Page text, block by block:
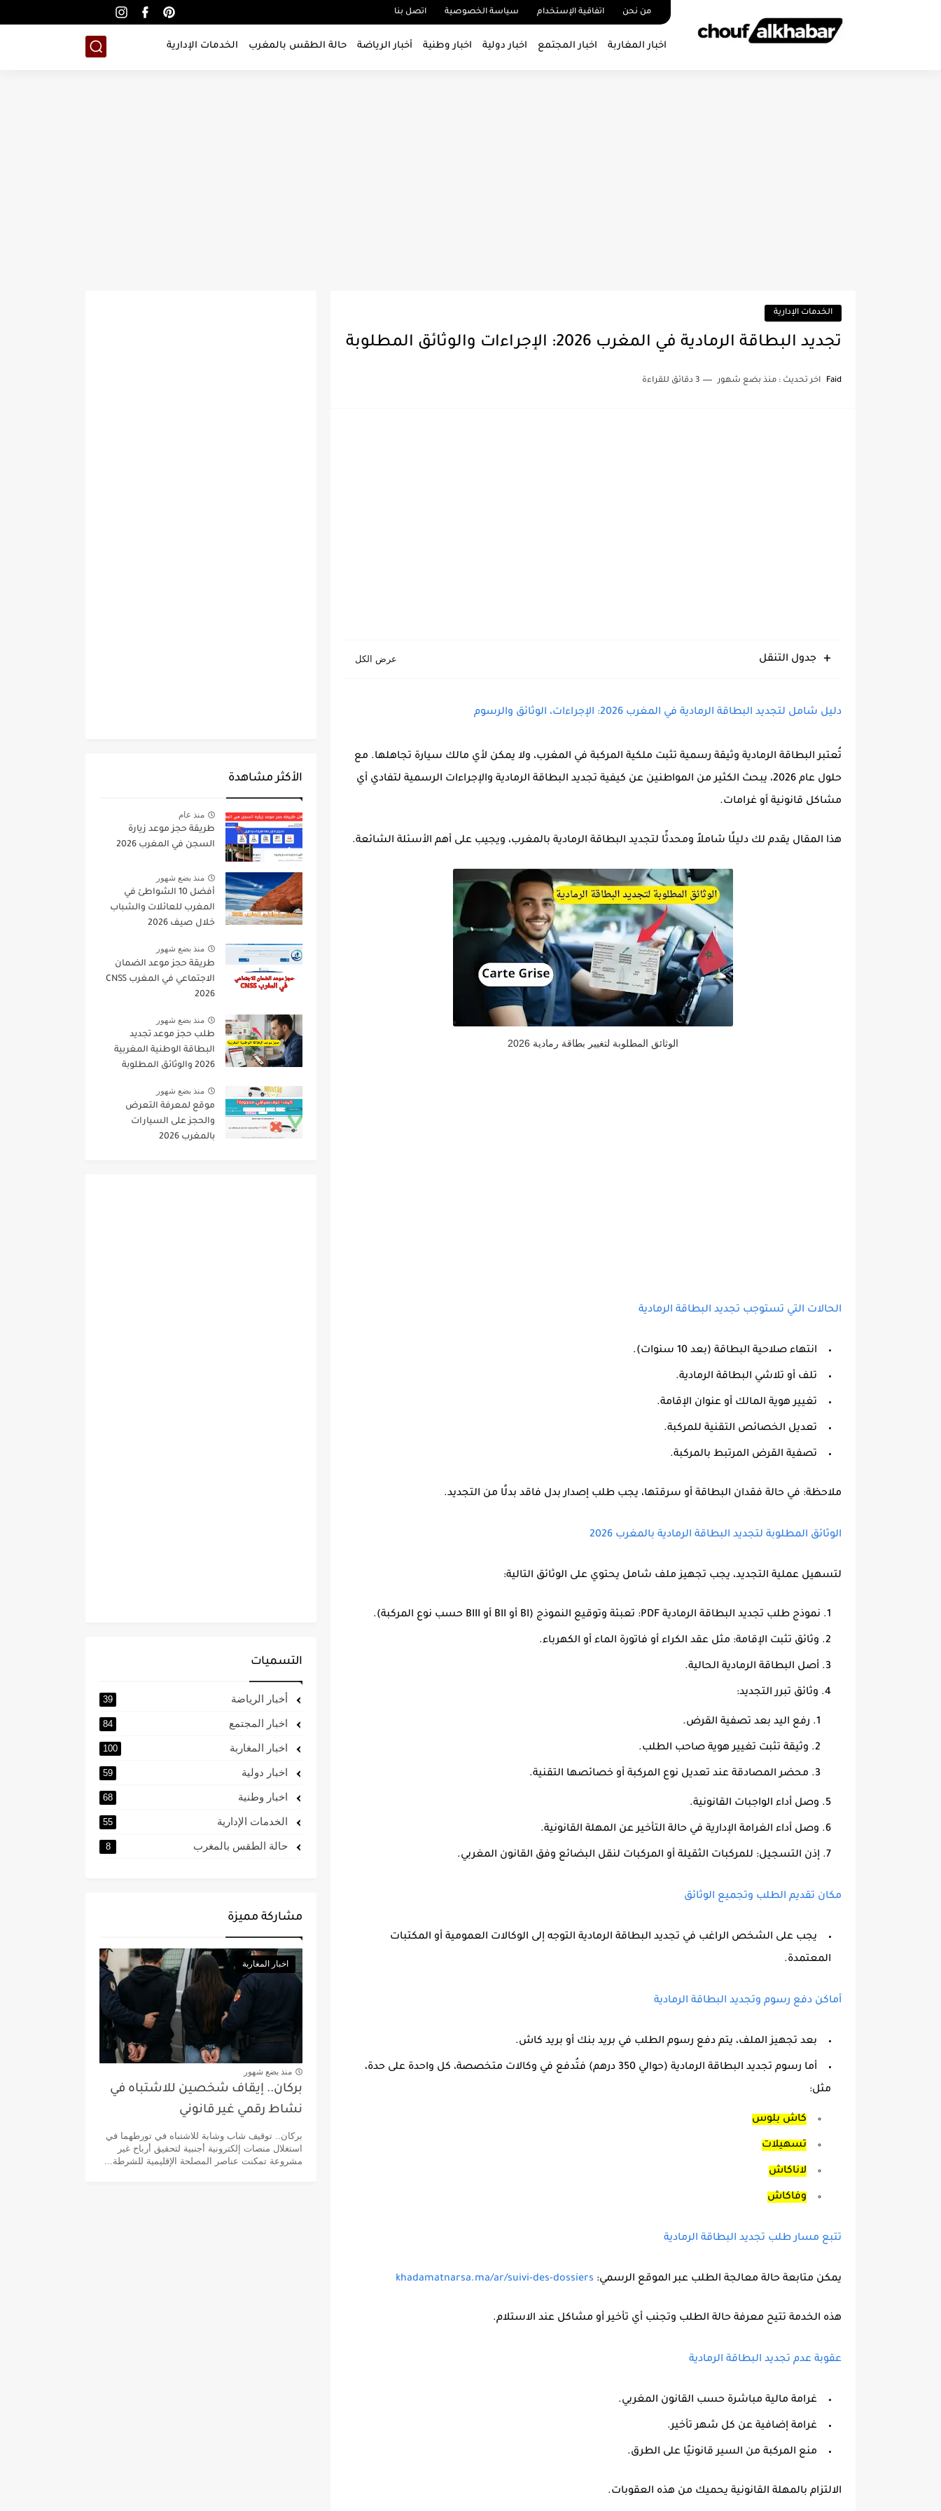
من نحن اتفاقية الإستخدام سياسة الخصوصية اتصل بنا
اخبار المغاربة اخبار المجتمع اخبار دولية اخبار وطنية أخبار الرياضة حالة الطقس بالمغرب الخدمات الإدارية
الخدمات الإدارية
تجديد البطاقة الرمادية في المغرب 2026: الإجراءات والوثائق المطلوبة
Faid اخر تحديث : منذ بضع شهور 3 دقائق للقراءة
جدول التنقل
دليل شامل لتجديد البطاقة الرمادية في المغرب 2026: الإجراءات، الوثائق والرسوم
تُعتبرالبطاقة الرمادية وثيقة رسمية تثبت ملكية المركبة في المغرب، ولا يمكن لأي مالك سيارة تجاهلها. مع
حلول عام 2026، يبحث الكثير من المواطنين عن
كيفية تجديد البطاقة الرمادية والإجراءات الرسمية لتفادي أي
مشاكل قانونية أو غرامات.
هذا المقال يقدم لك دليلًا شاملاً ومحدثًا لتجديد البطاقة الرمادية بالمغرب، ويجيب على أهم الأسئلة الشائعة.
الوثائق المطلوبة لتغيير بطاقة رمادية 2026
الحالات التي تستوجب تجديد البطاقة الرمادية
انتهاء صلاحية البطاقة (بعد 10 سنوات).
تلف أو تلاشي البطاقة الرمادية.
تغيير هوية المالك أو عنوان الإقامة.
تعديل الخصائص التقنية للمركبة.
تصفية القرض المرتبط بالمركبة.
ملاحظة: في حالة فقدان البطاقة أو سرقتها، يجب طلب إصدار بدل فاقد بدلًا من التجديد.
الوثائق المطلوبة لتجديد البطاقة الرمادية بالمغرب 2026
لتسهيل عملية التجديد، يجب تجهيز ملف شامل يحتوي على الوثائق التالية:
نموذج طلب تجديد البطاقة الرمادية PDF : تعبئة وتوقيع النموذج (BI أو BII أو BIII حسب نوع المركبة).
وثائق تثبت الإقامة: مثل عقد الكراء أو فاتورة الماء أو الكهرباء.
أصل البطاقة الرمادية الحالية.
وثائق تبرر التجديد:
رفع اليد بعد تصفية القرض.
وثيقة تثبت تغيير هوية صاحب الطلب.
محضر المصادقة عند تعديل نوع المركبة أو خصائصها التقنية.
وصل أداء الواجبات القانونية.
وصل أداء الغرامة الإدارية في حالة التأخير عن المهلة القانونية.
إذن التسجيل: للمركبات الثقيلة أو المركبات لنقل البضائع وفق القانون المغربي.
مكان تقديم الطلب وتجميع الوثائق
يجب على الشخص الراغب في تجديد البطاقة الرمادية التوجه إلى الوكالات العمومية أو المكتبات
المعتمدة.
أماكن دفع رسوم وتجديد البطاقة الرمادية
بعد تجهيز الملف، يتم دفع رسوم الطلب في بريد بنك أو بريد كاش.
أما رسوم تجديد البطاقة الرمادية
(حوالي 350 درهم) فتُدفع في وكالات متخصصة، كل واحدة على حدة،
مثل:
كاش بلوس
تسهيلات
لاناكاش
وفاكاش
تتبع مسار طلب تجديد البطاقة الرمادية
يمكن متابعة حالة معالجة الطلب عبر الموقع الرسمي: khadamatnarsa.ma/ar/suivi-des-dossiers
هذه الخدمة تتيح معرفة حالة الطلب وتجنب أي تأخير أو مشاكل عند الاستلام.
عقوبة عدم تجديد البطاقة الرمادية
غرامة مالية مباشرة حسب القانون المغربي.
غرامة إضافية عن كل شهر تأخير.
منع المركبة من السير قانونيًا على الطرق.
الالتزام بالمهلة القانونية يحميك من هذه العقوبات.
الأكثر مشاهدة
منذ عام
طريقة حجز موعد زيارة
السجن في المغرب 2026
منذ بضع شهور
أفضل 10 الشواطئ في
المغرب للعائلات والشباب
خلال صيف 2026
منذ بضع شهور
طريقة حجز موعد الضمان
الاجتماعي في المغرب CNSS
2026
منذ بضع شهور
طلب حجز موعد تجديد
البطاقة الوطنية المغربية
2026 والوثائق المطلوبة
منذ بضع شهور
موقع لمعرفة التعرض
والحجز على السيارات
بالمغرب 2026
التسميات
أخبار الرياضة 39
اخبار المجتمع 84
اخبار المغاربة 100
اخبار دولية 59
اخبار وطنية 68
الخدمات الإدارية 55
حالة الطقس بالمغرب 8
مشاركة مميزة
اخبار المغاربة
منذ بضع شهور
بركان.. إيقاف شخصين للاشتباه في
نشاط رقمي غير قانوني
بركان.. توقيف شاب وشابة للاشتباه في تورطهما في
استغلال منصات إلكترونية أجنبية لتحقيق أرباح غير
مشروعة تمكنت عناصر المصلحة الإقليمية للشرطة...